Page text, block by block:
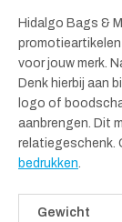
Hidalgo Bags &
voor jouw merk.
Denk hierbij aan
logo of
aanbrengen. Dit
relatiegeschenk.
bedrukken
Gewicht